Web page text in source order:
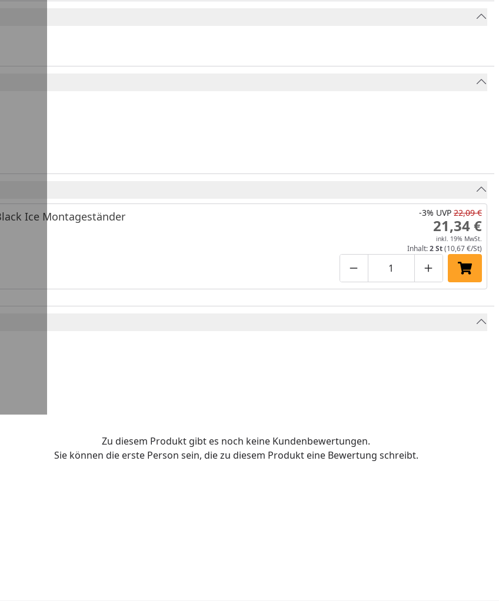
Ice Montageständer
Produktmenge um eins
Produktmenge manuell
Produktmenge
In den
-3% UVP 22,09 €
21,34 €
inkl. 19% MwSt.
Inhalt:2 St(10,67 €/St)
Zu diesem Produkt gibt es noch keine Kundenbewertungen.
Sie können die erste Person sein, die zu diesem Produkt eine Bewertung schreibt.